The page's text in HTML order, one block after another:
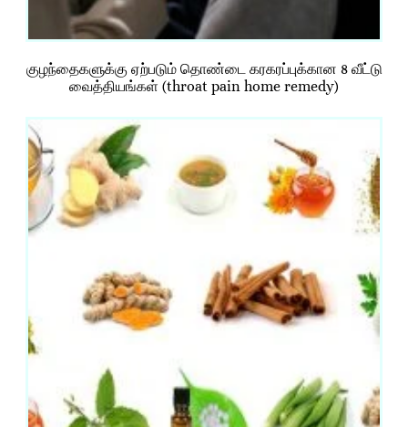
குழந்தைகளுக்கு ஏற்படும் தொண்டை கரகரப்புக்கான 8 வீட்டு
வைத்தியங்கள் (throat pain home remedy)